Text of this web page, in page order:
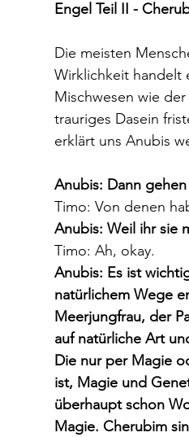
Engel Teil II -
Die meisten
Wirklichkeit handelt
Mischwesen wie
trauriges Dasein
erklärt uns Anubis
Anubis: Dann
Timo: Von denen
Anubis: Weil ihr sie
Timo: Ah, okay.
Anubis: Es ist
natürlichem Wege
Meerjungfrau, der
auf natürliche Art
Die nur per Magie
ist, Magie und
überhaupt schon
Magie. Cherubim